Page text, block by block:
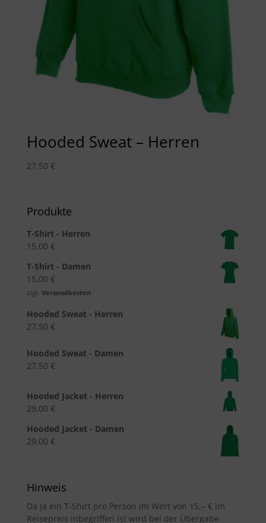
Hooded Sweat – Herren
27,50 €
Produkte
T-Shirt - Herren
15,00 €
T-Shirt - Damen
15,00 €
zzgl. Versandkosten
Hooded Sweat - Herren
27,50 €
Hooded Sweat - Damen
27,50 €
Hooded Jacket - Herren
29,00 €
Hooded Jacket - Damen
29,00 €
Hinweis
Da ja ein T-Shirt pro Person im Wert von 15,– € im
Reisepreis inbegriffen ist wird bei der Übergabe